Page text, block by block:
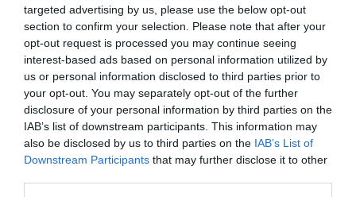
targeted advertising by us, please use the below opt-out
section to confirm your selection. Please note that after your
opt-out request is processed you may continue seeing
interest-based ads based on personal information utilized by
us or personal information disclosed to third parties prior to
your opt-out. You may separately opt-out of the further
disclosure of your personal information by third parties on the
IAB’s list of downstream participants. This information may
also be disclosed by us to third parties on the IAB’s List of
Downstream Participants that may further disclose it to other
Προτεινόμενα άρθρα